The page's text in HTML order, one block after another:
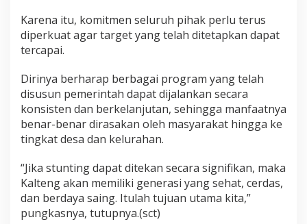
Karena itu, komitmen seluruh pihak perlu terus
diperkuat agar target yang telah ditetapkan dapat
tercapai.
Dirinya berharap berbagai program yang telah
disusun pemerintah dapat dijalankan secara
konsisten dan berkelanjutan, sehingga manfaatnya
benar-benar dirasakan oleh masyarakat hingga ke
tingkat desa dan kelurahan.
“Jika stunting dapat ditekan secara signifikan, maka
Kalteng akan memiliki generasi yang sehat, cerdas,
dan berdaya saing. Itulah tujuan utama kita,”
pungkasnya, tutupnya.(sct)